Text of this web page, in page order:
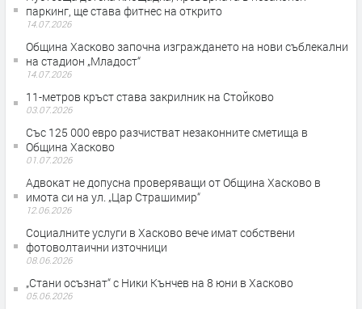
паркинг, ще става фитнес на открито
14.07.2026
Община Хасково започна изграждането на нови съблекални
на стадион „Младост“
14.07.2026
11-метров кръст става закрилник на Стойково
03.07.2026
Със 125 000 евро разчистват незаконните сметища в
Община Хасково
01.07.2026
Адвокат не допусна проверяващи от Община Хасково в
имота си на ул. „Цар Страшимир“
12.06.2026
Социалните услуги в Хасково вече имат собствени
фотоволтаични източници
08.06.2026
„Стани осъзнат“ с Ники Кънчев на 8 юни в Хасково
05.06.2026